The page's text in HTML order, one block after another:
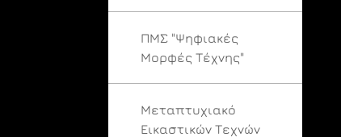
ΠΜΣ "Ψηφιακές
Μορφές Τέχνης"
Μεταπτυχιακό
Εικαστικών Τεχνών